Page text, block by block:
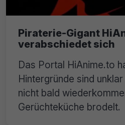
Piraterie-Gigant
verabschiedet sich
Das Portal HiAnime.to
Hintergründe sind
nicht bald
Gerüchteküche brodelt.